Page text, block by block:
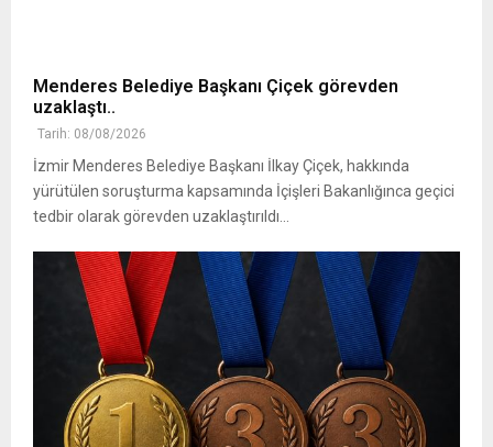
Menderes Belediye Başkanı Çiçek görevden
uzaklaştı..
Tarih: 08/08/2026
İzmir Menderes Belediye Başkanı İlkay Çiçek, hakkında
yürütülen soruşturma kapsamında İçişleri Bakanlığınca geçici
tedbir olarak görevden uzaklaştırıldı...